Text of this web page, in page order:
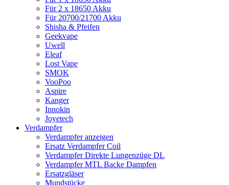
Für 2 x 18650 Akku
Für 20700/21700 Akku
Shisha & Pfeifen
Geekvape
Uwell
Eleaf
Lost Vape
SMOK
VooPoo
Aspire
Kanger
Innokin
Joyetech
Verdampfer
Verdampfer anzeigen
Ersatz Verdampfer Coil
Verdampfer Direkte Lungenzüge DL
Verdampfer MTL Backe Dampfen
Ersatzgläser
Mundstücke